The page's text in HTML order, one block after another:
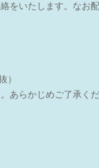
をいたします。 なお
）
あらかじめご了承く